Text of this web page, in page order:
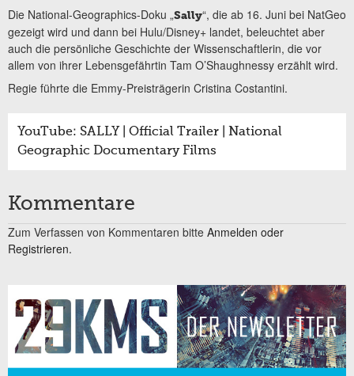
Die National-Geographics-Doku „Sally“, die ab 16. Juni bei NatGeo
gezeigt wird und dann bei Hulu/Disney+ landet, beleuchtet aber
auch die persönliche Geschichte der Wissenschaftlerin, die vor
allem von ihrer Lebensgefährtin Tam O’Shaughnessy erzählt wird.
Regie führte die Emmy-Preisträgerin Cristina Costantini.
YouTube: SALLY | Official Trailer | National
Geographic Documentary Films
Kommentare
Zum Verfassen von Kommentaren bitte Anmelden oder
Registrieren.